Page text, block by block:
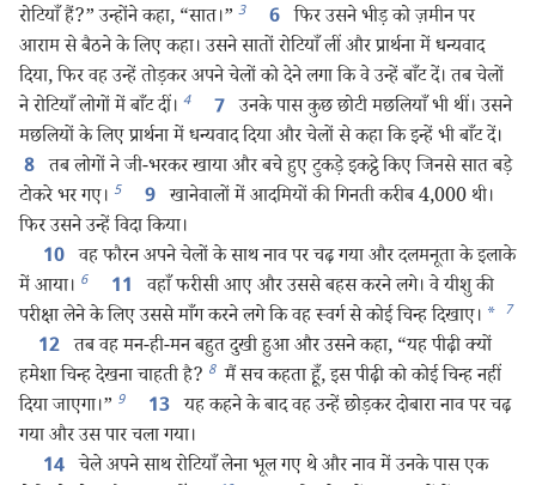
रोटियाँ हैं?” उन्होंने कहा, “सात।” 3 6 फिर उसने भीड़ को ज़मीन पर
आराम से बैठने के लिए कहा। उसने सातों रोटियाँ लीं और प्रार्थना में धन्यवाद
दिया, फिर वह उन्हें तोड़कर अपने चेलों को देने लगा कि वे उन्हें बाँट दें। तब चेलों
ने रोटियाँ लोगों में बाँट दीं। 4 7 उनके पास कुछ छोटी मछलियाँ भी थीं। उसने
मछलियों के लिए प्रार्थना में धन्यवाद दिया और चेलों से कहा कि इन्हें भी बाँट दें।
8 तब लोगों ने जी-भरकर खाया और बचे हुए टुकड़े इकट्ठे किए जिनसे सात बड़े
टोकरे भर गए। 5 9 खानेवालों में आदमियों की गिनती करीब 4,000 थी।
फिर उसने उन्हें विदा किया।
10 वह फौरन अपने चेलों के साथ नाव पर चढ़ गया और दलमनूता के इलाके
में आया। 6 11
वहाँ फरीसी आए और उससे बहस करने लगे। वे यीशु की
परीक्षा लेने के लिए उससे माँग करने लगे कि वह स्वर्ग से कोई चिन्ह दिखाए। * 7
12 तब वह मन-ही-मन बहुत दुखी हुआ और उसने कहा, “यह पीढ़ी क्यों
हमेशा चिन्ह देखना चाहती है? 8 मैं सच कहता हूँ, इस पीढ़ी को कोई चिन्ह नहीं
दिया जाएगा।” 9 13 यह कहने के बाद वह उन्हें छोड़कर दोबारा नाव पर चढ़
गया और उस पार चला गया।
14 चेले अपने साथ रोटियाँ लेना भूल गए थे और नाव में उनके पास एक